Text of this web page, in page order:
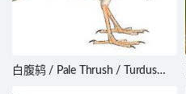
白腹鸫 / Pale Thrush / Turdus